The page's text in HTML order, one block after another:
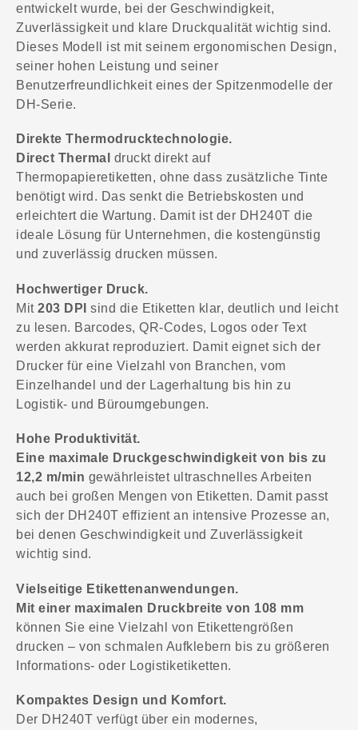
entwickelt wurde, bei der Geschwindigkeit,
Zuverlässigkeit und klare Druckqualität wichtig sind.
Dieses Modell ist mit seinem ergonomischen Design,
seiner hohen Leistung und seiner
Benutzerfreundlichkeit eines der Spitzenmodelle der
DH-Serie.
Direkte Thermodrucktechnologie.
Direct Thermal druckt direkt auf
Thermopapieretiketten, ohne dass zusätzliche Tinte
benötigt wird. Das senkt die Betriebskosten und
erleichtert die Wartung. Damit ist der DH240T die
ideale Lösung für Unternehmen, die kostengünstig
und zuverlässig drucken müssen.
Hochwertiger Druck.
Mit 203 DPI sind die Etiketten klar, deutlich und leicht
zu lesen. Barcodes, QR-Codes, Logos oder Text
werden akkurat reproduziert. Damit eignet sich der
Drucker für eine Vielzahl von Branchen, vom
Einzelhandel und der Lagerhaltung bis hin zu
Logistik- und Büroumgebungen.
Hohe Produktivität.
Eine maximale Druckgeschwindigkeit von bis zu
12,2 m/min gewährleistet ultraschnelles Arbeiten
auch bei großen Mengen von Etiketten. Damit passt
sich der DH240T effizient an intensive Prozesse an,
bei denen Geschwindigkeit und Zuverlässigkeit
wichtig sind.
Vielseitige Etikettenanwendungen.
Mit einer maximalen Druckbreite von 108 mm
können Sie eine Vielzahl von Etikettengrößen
drucken – von schmalen Aufklebern bis zu größeren
Informations- oder Logistiketiketten.
Kompaktes Design und Komfort.
Der DH240T verfügt über ein modernes,